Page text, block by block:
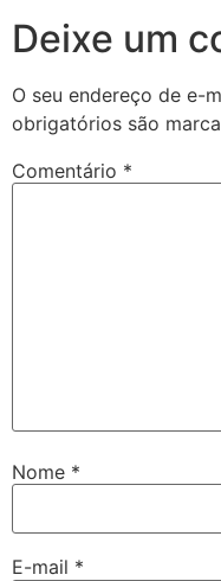
Deixe um
O seu endereço de e-
obrigatórios são
Comentário *
Nome *
E-mail *